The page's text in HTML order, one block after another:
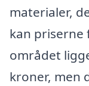
materialer,
kan priserne
området
kroner, men